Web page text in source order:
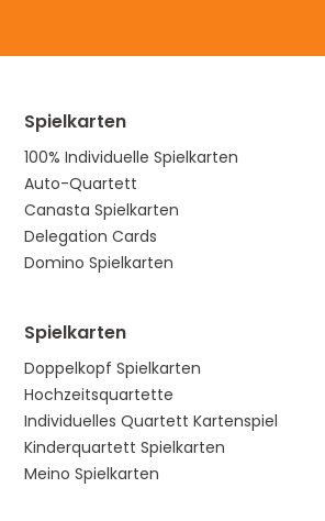
Spielkarten
100% Individuelle Spielkarten
Auto-Quartett
Canasta Spielkarten
Delegation Cards
Domino Spielkarten
Spielkarten
Doppelkopf Spielkarten
Hochzeitsquartette
Individuelles Quartett Kartenspiel
Kinderquartett Spielkarten
Meino Spielkarten